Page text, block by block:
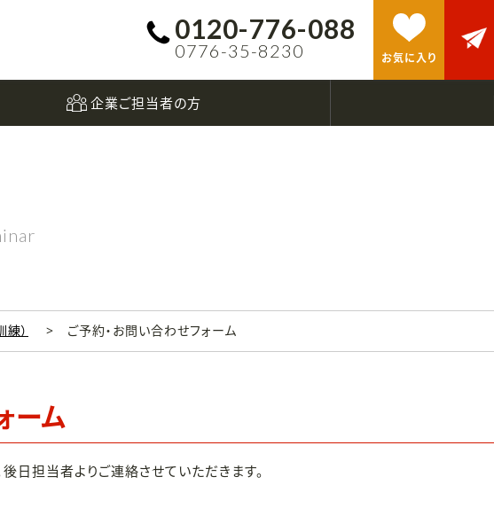
0120-776-088
0776-35-8230 お気に入り
企業ご担当者の方
） ご予約・お問い合わせフォーム
ーム
日担当者よりご連絡させていただきます。